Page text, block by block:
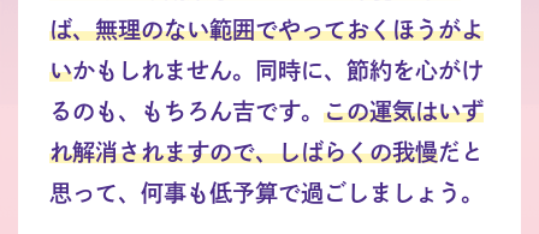
ば、無理のない範囲でやっておくほうがよ
いかもしれません。同時に、節約を心がけ
るのも、もちろん吉です。 この運気はいず
れ解消されますので、しばらくの我慢だと
思って、何事も低予算で過ごしましょう。